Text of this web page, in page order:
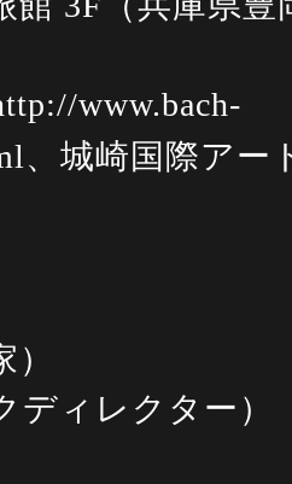
www.bach-
、城崎国際アー
ディレクター）